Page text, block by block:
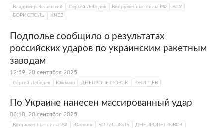
Владимир Зеленский Сергей Лебедев Вооруженные силы РФ
ВСУ
БОРИСПОЛЬ
КИЕВ
Подполье сообщило о результатах
российских ударов по украинским ракетным
заводам
12:59, 20 сентября 2025
Сергей Лебедев Южмаш ДНЕПРОПЕТРОВСК РЖИЩЕВ
По Украине нанесен массированный удар
08:18, 20 сентября 2025
Вооруженные силы РФ Южмаш БОРИСПОЛЬ ДНЕПРОПЕТРОВСК